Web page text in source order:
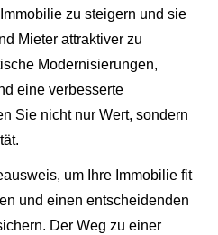
zu steigern und sie
Mieter attraktiver zu
Modernisierungen,
eine verbesserte
Sie nicht nur Wert, sondern
um Ihre Immobilie fit
und einen entscheidenden
Der Weg zu einer